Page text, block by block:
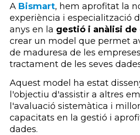
A Bismart, hem aprofitat la
experiència i especialització
anys en la gestió i anàlisi de
crear un model que permet
de maduresa de les
tractament de les seves
Aquest model ha estat
l'objectiu d'assistir a altres
l'avaluació sistemàtica i
capacitats en la gestió i
dades.